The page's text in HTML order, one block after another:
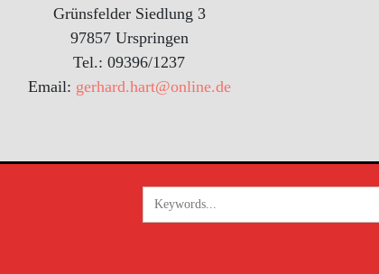
Grünsfelder Siedlung 3
97857 Urspringen
Tel.: 09396/1237
Email: gerhard.hart@online.de